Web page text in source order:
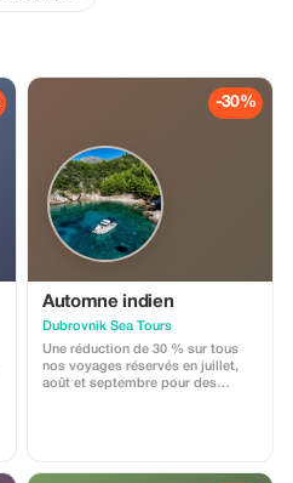
-30%
Automne indien
Dubrovnik Sea Tours
Une réduction de 30 % sur tous
nos voyages réservés en juillet,
août et septembre pour des